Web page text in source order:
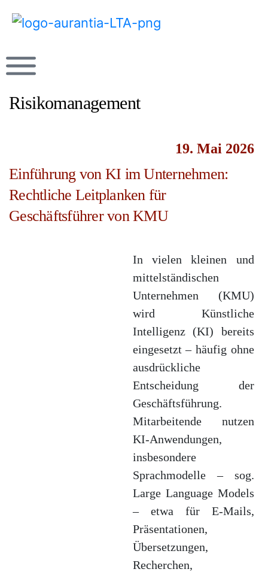
Risikomanagement
19. Mai 2026
Einführung von KI im Unternehmen:
Rechtliche Leitplanken für
Geschäftsführer von KMU
In vielen kleinen und
mittelständischen
Unternehmen (KMU)
wird Künstliche
Intelligenz (KI) bereits
eingesetzt – häufig ohne
ausdrückliche
Entscheidung der
Geschäftsführung.
Mitarbeitende nutzen
KI-Anwendungen,
insbesondere
Sprachmodelle – sog.
Large Language Models
– etwa für E-Mails,
Präsentationen,
Übersetzungen,
Recherchen,